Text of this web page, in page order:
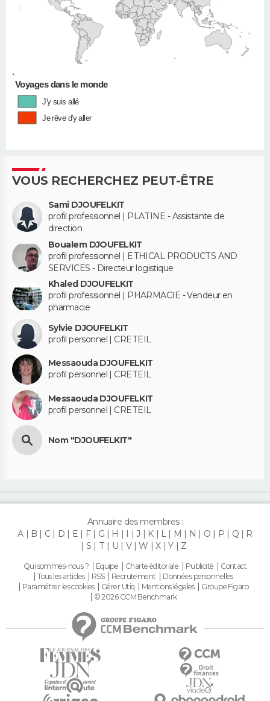
•
Voyages dans le monde
J'y suis allé
Je rêve d'y aller
VOUS RECHERCHEZ PEUT-ÊTRE
Sami DJOUFELKIT
profil professionnel | PLATINE - Assistante de
direction
Boualem DJOUFELKIT
profil professionnel | ETHICAL PRODUCTS AND
SERVICES - Directeur logistique
Khaled DJOUFELKIT
profil professionnel | PHARMACIE - Vendeur en
pharmacie
Sylvie DJOUFELKIT
profil personnel | CRETEIL
Messaouda DJOUFELKIT
profil personnel | CRETEIL
Messaouda DJOUFELKIT
profil personnel | CRETEIL
Nom "DJOUFELKIT"
Annuaire des membres :
A
B C D E F G H J K L M N O P Q
R
S
T U V W X Y Z
Qui sommes-nous ? Equipe Charte éditoriale Publicité
Contact
Tous les articles
RSS Recrutement
Données personnelles
Paramétrer les cookies
Gérer Utiq Mentions légales
Groupe Figaro
© 2026 CCM Benchmark